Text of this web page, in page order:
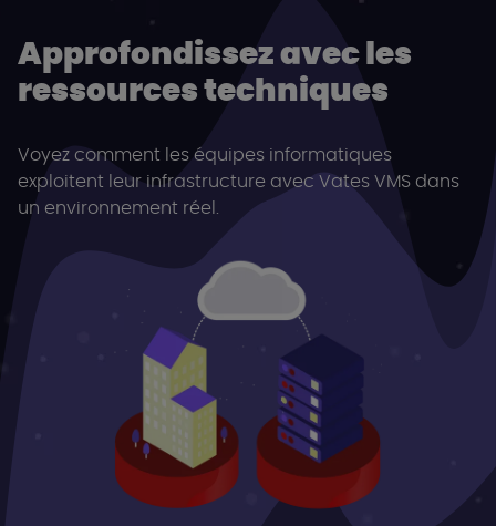
Approfondissez avec les
ressources techniques
Voyez comment les équipes informatiques
exploitent leur infrastructure avec Vates VMS dans
un environnement réel.